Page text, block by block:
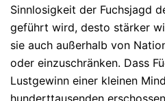
Sinnlosigkeit der Fuchsjagd
geführt wird, desto stärker
sie auch außerhalb von
oder einzuschränken. Dass
Lustgewinn einer kleinen